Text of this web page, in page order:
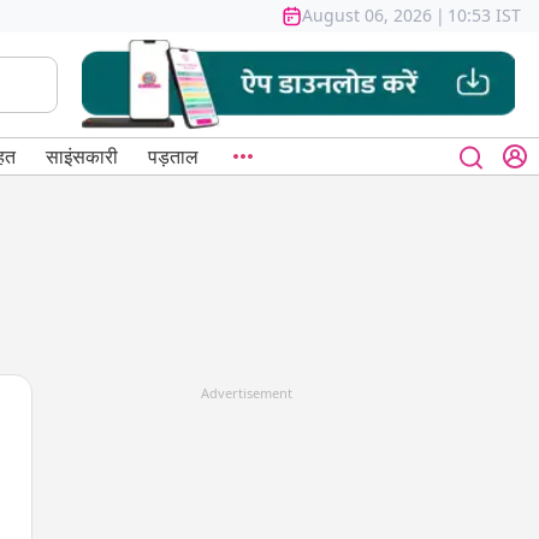
August 06, 2026 | 10:53 IST
साइंसकारी पड़ताल
Advertisement